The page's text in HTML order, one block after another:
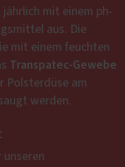
jährlich mit einem ph-
aus. Die
mit einem feuchten
Transpatec-Gewebe
Polsterdüse am
werden.
unseren